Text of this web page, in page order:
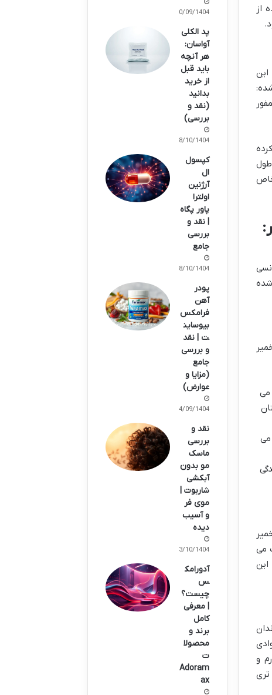
از
این
خاص
شده
می
می
می
و
20/09/1404
پد الکلی
آواسان:
هر آنچه
باید قبل
از خرید
بدانید
(نقد و
بررسی)
08/10/1404
کپسول
ال
آرژنین
اولترا
پاور پگاه
| نقد و
بررسی
جامع
08/10/1404
پودر
آهن
فرامکس
بیوساین
ت | نقد
و بررسی
جامع
(مزایا و
عوارض)
04/09/1404
نقد و
بررسی
ماسک
مو بدون
آبکشی
شاربوت |
موی فر
و آسیب
دیده
13/10/1404
آدورامک
س
چیست؟
| معرفی
کامل
برند و
محصولا
ت
Adoram
ax